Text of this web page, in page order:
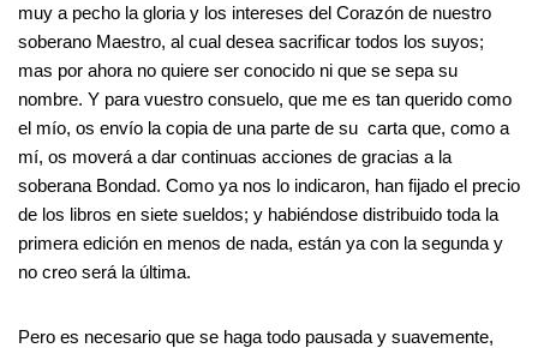
muy a pecho la gloria y los intereses del Corazón de nuestro
soberano Maestro, al cual desea sacrificar todos los suyos;
mas por ahora no quiere ser conocido ni que se sepa su
nombre. Y para vuestro consuelo, que me es tan querido como
el mío, os envío la copia de una parte de su carta que, como a
mí, os moverá a dar continuas acciones de gracias a la
soberana Bondad. Como ya nos lo indicaron, han fijado el precio
de los libros en siete sueldos; y habiéndose distribuido toda la
primera edición en menos de nada, están ya con la segunda y
no creo será la última.
Pero es necesario que se haga todo pausada y suavemente,